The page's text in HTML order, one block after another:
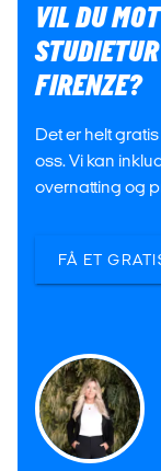
VIL DU
FIRENZE?
Det er helt
oss. Vi kan
overnatting og
FÅ ET